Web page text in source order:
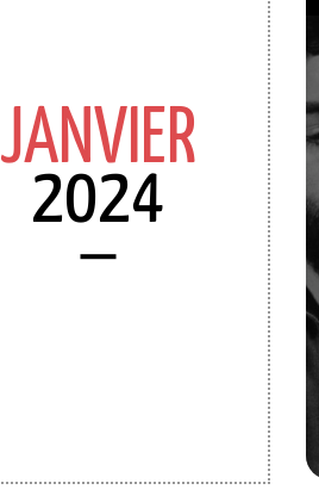
JANVIER
2024